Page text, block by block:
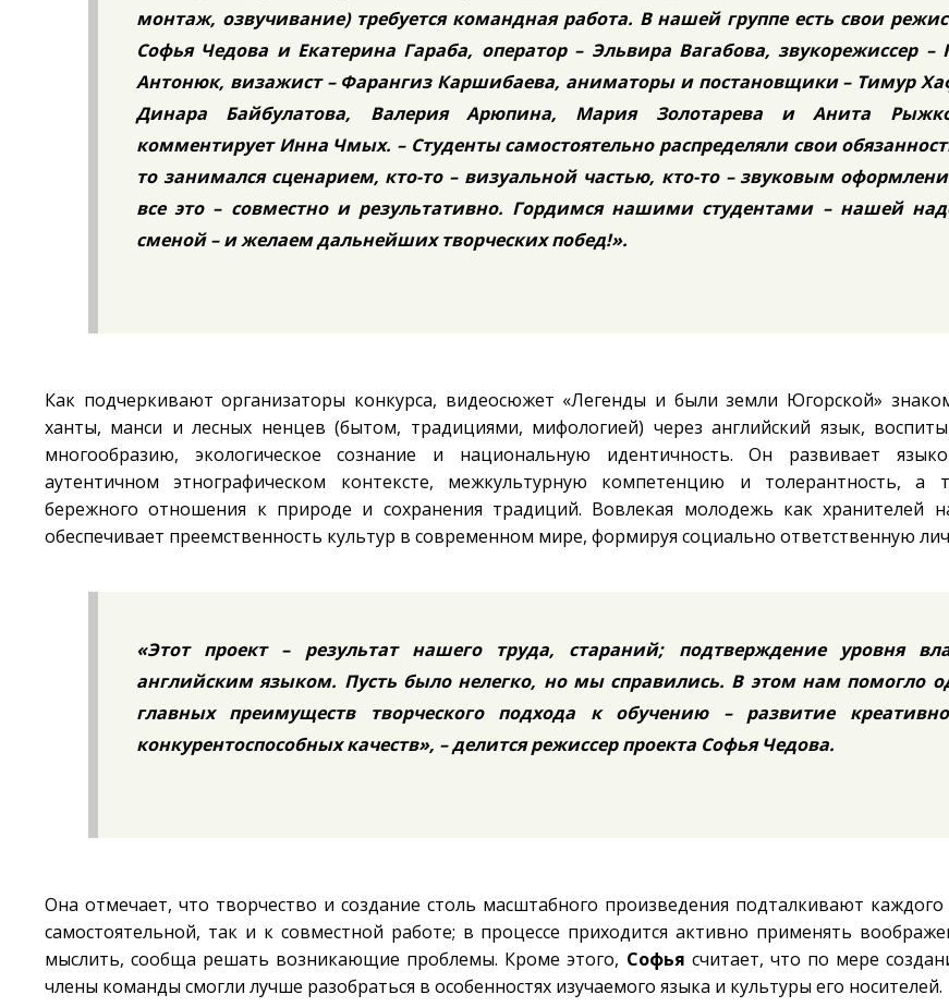
монтаж, озвучивание) требуется командная работа. В нашей группе есть свои
Софья Чедова и Екатерина Гараба, оператор – Эльвира Вагабова, звукорежиссер –
Антонюк, визажист – Фарангиз Каршибаева, аниматоры и постановщики – Тимур
Динара Байбулатова, Валерия Арюпина, Мария Золотарева и Анита
комментирует Инна Чмых. – Студенты самостоятельно распределяли свои
то занимался сценарием, кто-то – визуальной частью, кто-то – звуковым
все это – совместно и результативно. Гордимся нашими студентами – нашей
сменой – и желаем дальнейших творческих побед!».
Как подчеркивают организаторы конкурса, видеосюжет «Легенды и были земли Югорской»
ханты, манси и лесных ненцев (бытом, традициями, мифологией) через английский язык,
многообразию, экологическое сознание и национальную идентичность. Он развивает
аутентичном этнографическом контексте, межкультурную компетенцию и толерантность, а
бережного отношения к природе и сохранения традиций. Вовлекая молодежь как хранителей
обеспечивает преемственность культур в современном мире, формируя социально ответственную
«Этот проект – результат нашего труда, стараний; подтверждение уровня
английским языком. Пусть было нелегко, но мы справились. В этом нам помогло
главных преимуществ творческого подхода к обучению – развитие
конкурентоспособных качеств», – делится режиссер проекта Софья Чедова.
Она отмечает, что творчество и создание столь масштабного произведения подталкивают каждого
самостоятельной, так и к совместной работе; в процессе приходится активно применять
мыслить, сообща решать возникающие проблемы. Кроме этого, Софья считает, что по мере
члены команды смогли лучше разобраться в особенностях изучаемого языка и культуры его носителей.